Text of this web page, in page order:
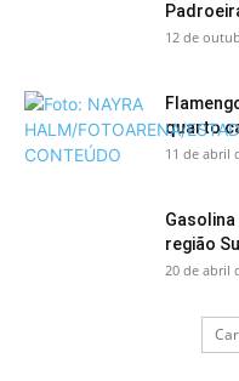
12 de
quarto
11 de abril
região
20 de abril